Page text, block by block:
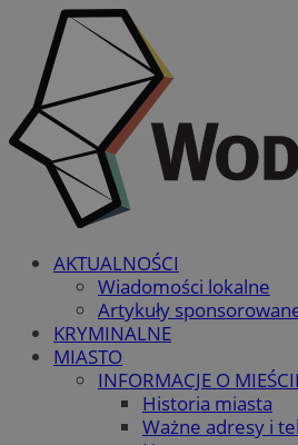
AKTUALNOŚCI
Wiadomości lokalne
Artykuły
KRYMINALNE
MIASTO
INFORMACJE O
Historia miasta
Ważne adresy i